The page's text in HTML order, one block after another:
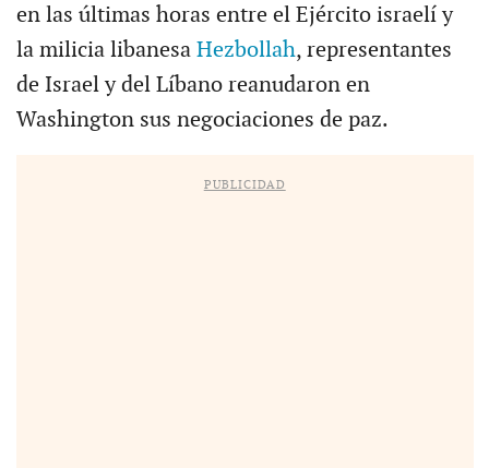
en las últimas horas entre el Ejército israelí y
la milicia libanesa Hezbollah, representantes
de Israel y del Líbano reanudaron en
Washington sus negociaciones de paz.
PUBLICIDAD